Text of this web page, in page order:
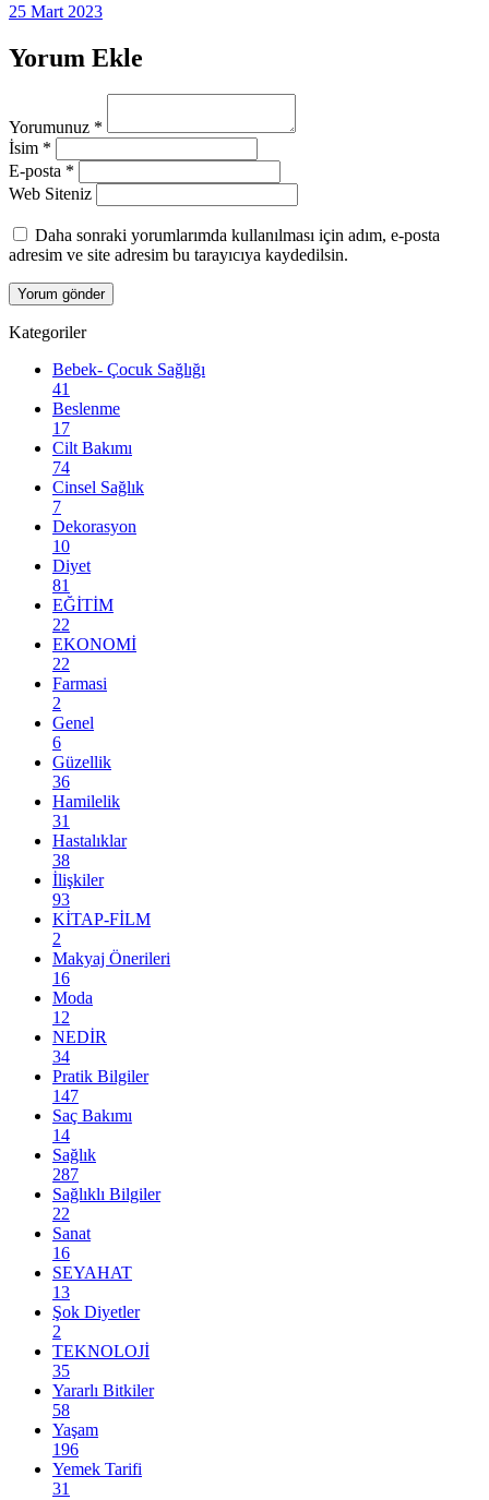
25 Mart 2023
Yorum Ekle
Yorumunuz *
İsim *
E-posta *
Web Siteniz
Daha sonraki yorumlarımda kullanılması için adım, e-posta
adresim ve site adresim bu tarayıcıya kaydedilsin.
Kategoriler
Bebek- Çocuk Sağlığı
41
Beslenme
17
Cilt Bakımı
74
Cinsel Sağlık
7
Dekorasyon
10
Diyet
81
EĞİTİM
22
EKONOMİ
22
Farmasi
2
Genel
6
Güzellik
36
Hamilelik
31
Hastalıklar
38
İlişkiler
93
KİTAP-FİLM
2
Makyaj Önerileri
16
Moda
12
NEDİR
34
Pratik Bilgiler
147
Saç Bakımı
14
Sağlık
287
Sağlıklı Bilgiler
22
Sanat
16
SEYAHAT
13
Şok Diyetler
2
TEKNOLOJİ
35
Yararlı Bitkiler
58
Yaşam
196
Yemek Tarifi
31